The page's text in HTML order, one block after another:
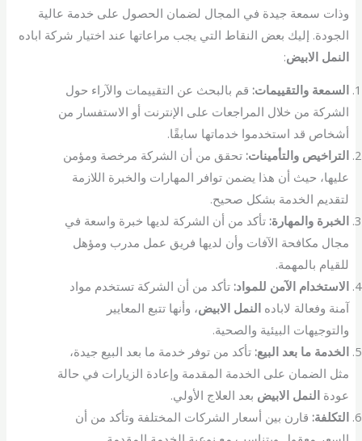
وذات سمعة جيدة في المجال لضمان الحصول على خدمة عالية
الجودة. إليك بعض النقاط التي يجب مراعاتها عند اختيار شركة اباده
النمل الابيض:
السمعة والتقييمات: قم بالبحث عن التقييمات والآراء حول
الشركة من خلال المراجعات على الإنترنت أو الاستفسار من
أشخاص قد استخدموا خدماتها سابقًا.
التراخيص والتأمينات: تحقق من أن الشركة مرخصة ومؤمن
عليها، حيث أن هذا يضمن توافر المهارات والخبرة اللازمة
لتقديم الخدمة بشكل صحيح.
الخبرة والمهارة: تأكد من أن الشركة لديها خبرة واسعة في
مجال مكافحة الآفات وأن لديها فريق عمل مدرب ومؤهل
للقيام بالمهمة.
الاستخدام الآمن للمواد: تأكد من أن الشركة تستخدم مواد
آمنة وفعالة لاباده النمل الابيض، وأنها تتبع المعايير
والتوجيهات البيئية والصحية.
الخدمة ما بعد البيع: تأكد من توفر خدمة ما بعد البيع جيدة،
مثل الضمان على الخدمة المقدمة وإعادة الزيارات في حالة
عودة النمل الابيض بعد العلاج الأولي.
التكلفة: قارن بين أسعار الشركات المختلفة وتأكد من أن